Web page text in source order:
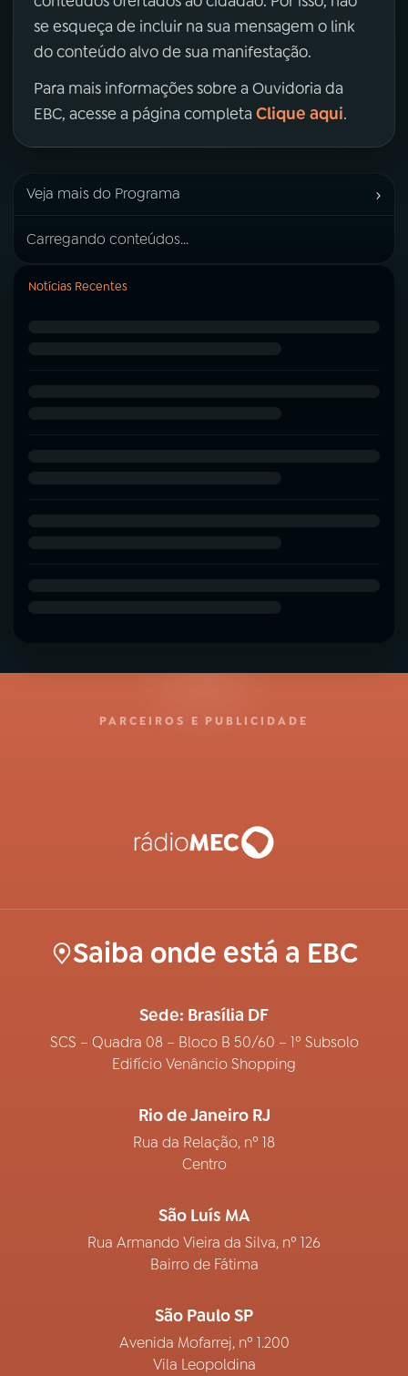
se esqueça de incluir na sua mensagem o link
do conteúdo alvo de sua manifestação.
Para mais informações sobre a Ouvidoria da
EBC, acesse a página completa Clique aqui.
Veja mais do Programa ›
Carregando conteúdos...
Notícias Recentes
PARCEIROS E PUBLICIDADE
Saiba onde está a EBC
Sede: Brasília DF
SCS – Quadra 08 – Bloco B 50/60 – 1º Subsolo
Edifício Venâncio Shopping
Rio de Janeiro RJ
Rua da Relação, nº 18
Centro
São Luís MA
Rua Armando Vieira da Silva, nº 126
Bairro de Fátima
São Paulo SP
Avenida Mofarrej, nº 1.200
Vila Leopoldina